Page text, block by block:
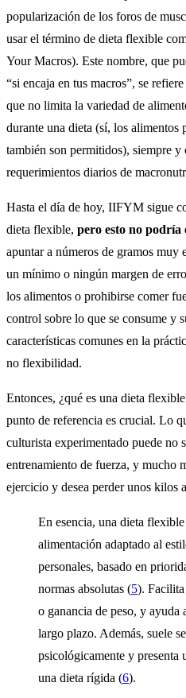
popularización de los foros de
usar el término de dieta flexible
Your Macros). Este nombre, que
“si encaja en tus macros”, se
que no limita la variedad de
durante una dieta (sí, los alimentos
también son permitidos), siempre y
requerimientos diarios de
Hasta el día de hoy, IIFYM sigue
dieta flexible, pero esto no podría
apuntar a números de gramos muy
un mínimo o ningún margen de
los alimentos o prohibirse comer
control sobre lo que se consume y
características comunes en la
no flexibilidad.
Entonces, ¿qué es una dieta
punto de referencia es crucial. Lo
culturista experimentado puede no
entrenamiento de fuerza, y mucho
ejercicio y desea perder unos kilos
En esencia, una dieta
alimentación adaptado al
personales, basado en
normas absolutas (5).
o ganancia de peso, y ayuda
largo plazo. Además, suele
psicológicamente y presenta
una dieta rígida (6).